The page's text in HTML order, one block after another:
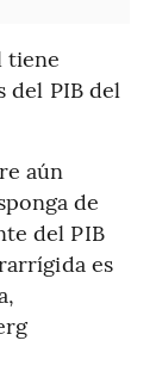
tiene
del PIB del
aún
de
del PIB
es